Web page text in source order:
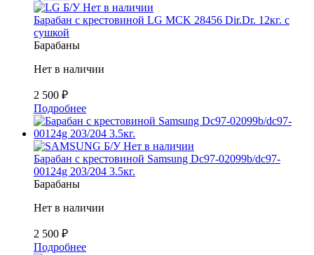
Б/У Нет в наличии
Барабан с крестовиной LG MCK 28456 Dir.Dr. 12кг. с
сушкой
Барабаны
Нет в наличии
2 500 ₽
Подробнее
Б/У Нет в наличии
Барабан с крестовиной Samsung Dc97-02099b/dc97-
00124g 203/204 3.5кг.
Барабаны
Нет в наличии
2 500 ₽
Подробнее